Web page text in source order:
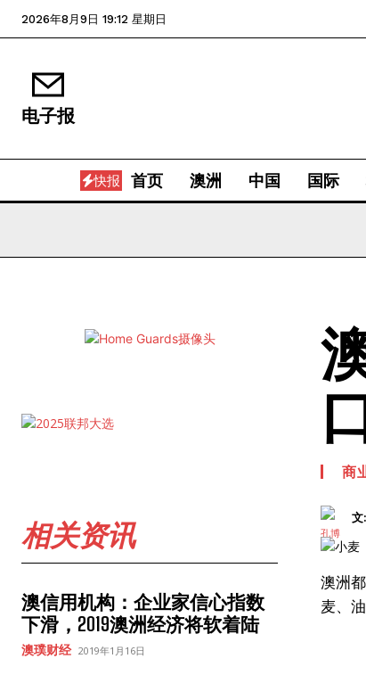
2026年8月9日 19:12 星期日
电子报
快报 首页 澳洲 中国 国际
相关资讯
澳信用机构：企业家信心指数
下滑，2019澳洲经济将软着陆
澳璞财经 2019年1月16日
商
文:
澳洲
麦、